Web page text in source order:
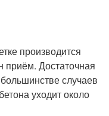
производится
приём. Достаточная
случаев
уходит около